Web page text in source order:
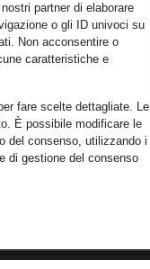
partner di elaborare
o gli ID univoci su
Non acconsentire o
caratteristiche e
fare scelte dettagliate. Le
È possibile modificare le
del consenso, utilizzando i
di gestione del consenso